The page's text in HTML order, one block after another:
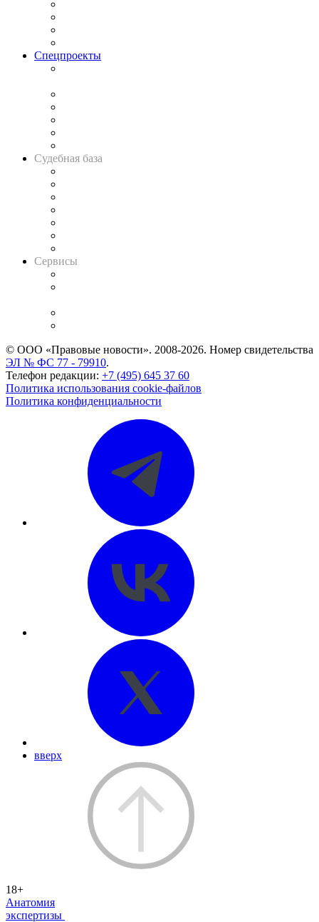
Спецпроекты
Судебная база
Сервисы
© ООО «Правовые новости». 2008-2026. Номер свидетельства
ЭЛ № ФС 77 - 79910.
Телефон редакции: +7 (495) 645 37 60
Политика использования cookie-файлов
Политика конфиденциальности
вверх
18+
Анатомия
экспертизы